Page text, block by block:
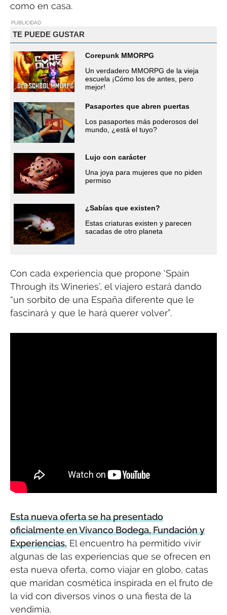
como en casa.
PUBLICIDAD
TE PUEDE GUSTAR
Corepunk MMORPG
Un verdadero MMORPG de la vieja
escuela ¡Cómo los de antes, pero
mejor!
Pasaportes que abren puertas
Los pasaportes más poderosos del
mundo, ¿está el tuyo?
Lujo con carácter
Una joya para mujeres que no piden
permiso
¿Sabías que existen?
Estas criaturas existen y parecen
sacadas de otro planeta
Con cada experiencia que propone ‘Spain
Through its Wineries’, el viajero estará dando
“un sorbito de una España diferente que le
fascinará y que le hará querer volver”.
Esta nueva oferta se ha presentado
oficialmente en Vivanco Bodega, Fundación y
Experiencias. El encuentro ha permitido vivir
algunas de las experiencias que se ofrecen en
esta nueva oferta, como viajar en globo, catas
que maridan cosmética inspirada en el fruto de
la vid con diversos vinos o una fiesta de la
vendimia.